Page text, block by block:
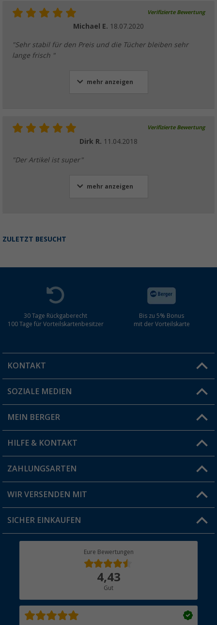
Verifizierte Bewertung
Michael E. 18.07.2020
"Sehr stabil für den Preis und die Tücher bleiben sehr
lange frisch "
mehr anzeigen
Verifizierte Bewertung
Dirk R. 11.04.2018
"Der Artikel ist super"
mehr anzeigen
ZULETZT BESUCHT
30 Tage Rückgaberecht
100 Tage für Vorteilskartenbesitzer
Bis zu 5% Bonus
mit der Vorteilskarte
KONTAKT
Du hast eine Frage?
Filiale finden
SOZIALE MEDIEN
MEIN BERGER
Vorteilskarte
Blog
Jobs & Karriere
HILFE & KONTAKT
FAQ & Kontakt
Versandinformationen
Rücksendung
ZAHLUNGSARTEN
WIR VERSENDEN MIT
SICHER EINKAUFEN
Eure Bewertungen
4,43
Gut